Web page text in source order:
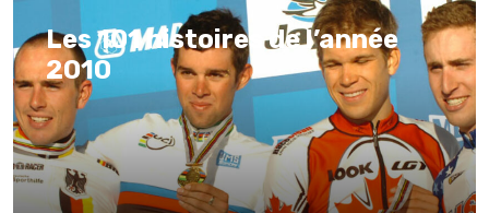
Les 101 histoires de l’année
2010